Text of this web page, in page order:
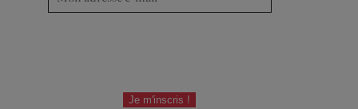
Je m'inscris !